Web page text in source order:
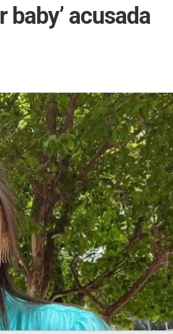
baby’ acusada